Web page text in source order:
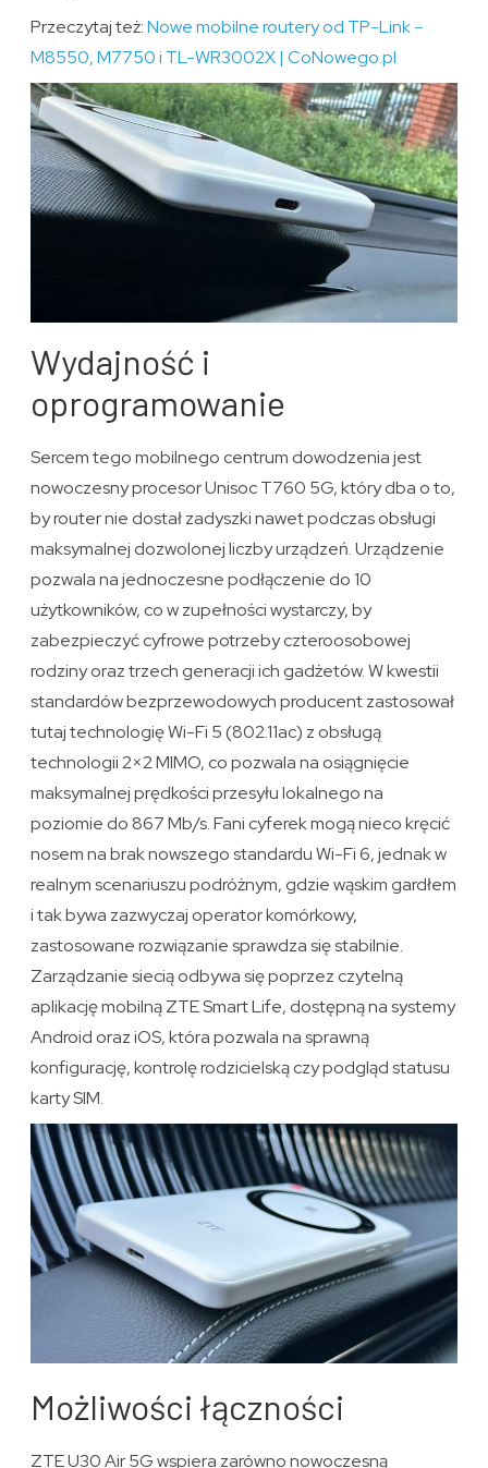
Przeczytaj też:Nowe mobilne routery od TP-Link –
M8550, M7750 i TL-WR3002X | CoNowego.pl
Wydajność i
oprogramowanie
Sercem tego mobilnego centrum dowodzenia jest
nowoczesny procesor Unisoc T760 5G, który dba o to,
by router nie dostał zadyszki nawet podczas obsługi
maksymalnej dozwolonej liczby urządzeń. Urządzenie
pozwala na jednoczesne podłączenie do 10
użytkowników, co w zupełności wystarczy, by
zabezpieczyć cyfrowe potrzeby czteroosobowej
rodziny oraz trzech generacji ich gadżetów. W kwestii
standardów bezprzewodowych producent zastosował
tutaj technologię Wi-Fi 5 (802.11ac) z obsługą
technologii 2×2 MIMO, co pozwala na osiągnięcie
maksymalnej prędkości przesyłu lokalnego na
poziomie do 867 Mb/s. Fani cyferek mogą nieco kręcić
nosem na brak nowszego standardu Wi-Fi 6, jednak w
realnym scenariuszu podróżnym, gdzie wąskim gardłem
i tak bywa zazwyczaj operator komórkowy,
zastosowane rozwiązanie sprawdza się stabilnie.
Zarządzanie siecią odbywa się poprzez czytelną
aplikację mobilną ZTE Smart Life, dostępną na systemy
Android oraz iOS, która pozwala na sprawną
konfigurację, kontrolę rodzicielską czy podgląd statusu
karty SIM.
Możliwości łączności
ZTE U30 Air 5G wspiera zarówno nowoczesną